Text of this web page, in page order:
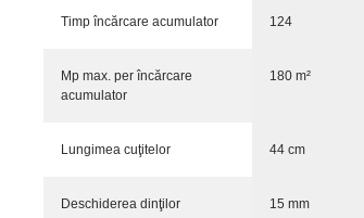
Timp încărcare acumulator 124
Mp max. per încărcare
acumulator
180 m²
Lungimea cuţitelor 44 cm
Deschiderea dinţilor 15 mm